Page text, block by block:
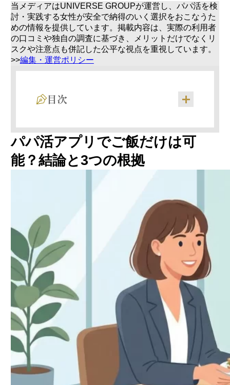
当メディアはUNIVERSE GROUPが運営し、パパ活を検
討・実践する女性が安全で納得のいく選択をおこなうた
めの情報を提供しています。掲載内容は、実際の利用者
の口コミや独自の調査に基づき、メリットだけでなくリ
スクや注意点も併記した公平な視点を重視しています。
>>編集・運営ポリシー
目次
食事のみのパパ活が成り立つ3つの理由
PATOLO独自調査｜食事のみで活動する女性
の割合と実態
食事のみが難しい3つのケースとその原因
60代以上で会話を楽しみたいシニア層
社会的地位が高く秘匿性を重視する既婚男性
若さや会話に癒しを求める紳士的なパパ
顔合わせ（初回）の相場｜首都圏・関西・地
食事デート（2回目以降）の相場｜年代別の傾
定期パパ（月極）の場合の相場
交際タイプを事前に確認できる仕組み
エージェント面談で「食事のみ希望」をプロ
フィールに反映
お手当金額が事前に確定する安心設計
顔合わせ交通費が完全保証される
男性会員の完全審査制と秘密保持契約
パパ活アプリでご飯だけは可
能？結論と3つの根拠